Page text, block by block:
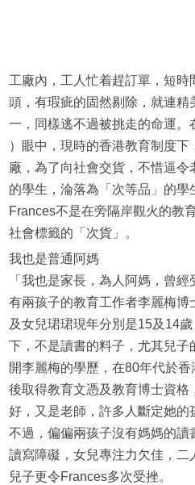
工廠內，工人忙着趕訂單，短
頭，有瑕疵的固然剔除，就連精
一，同樣逃不過被挑走的命運
）眼中，現時的香港教育制度下
廠，為了向社會交貨，不惜逼
的學生，淪落為「次等品」的學
Frances不是在旁隔岸觀火的教
社會標籤的「次貨」。
我也是普通阿媽
「我也是家長，為人阿媽，曾
有兩孩子的教育工作者李麗梅博
及女兒珺珺現年分別是15及14
下，不是讀書的料子，尤其兒子
開李麗梅的學歷，在80年代於
後取得教育文憑及教育博士資格
好，又是老師，許多人斷定她的
不過，偏偏兩孩子沒有媽媽的讀
讀寫障礙，女兒專注力欠佳，二
兒子更令Frances多次受挫。